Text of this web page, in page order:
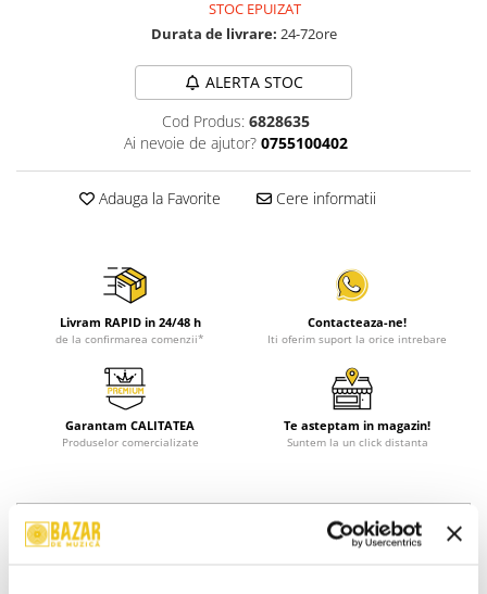
STOC EPUIZAT
Durata de livrare: 24-72ore
ALERTA STOC
Cod Produs: 6828635
Ai nevoie de ajutor? 0755100402
Adauga la Favorite Cere informatii
Livram RAPID in 24/48 h
de la confirmarea comenzii*
Contacteaza-ne!
Iti oferim suport la orice intrebare
Garantam CALITATEA
Produselor comercializate
Te asteptam in magazin!
Suntem la un click distanta
Descriere